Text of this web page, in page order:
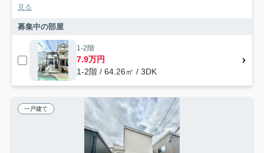
見る
募集中の部屋
1-2階
7.9万円
1-2階 / 64.26㎡ / 3DK
一戸建て